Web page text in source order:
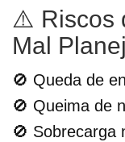
⚠️ Riscos
Mal
🚫 Queda de
🚫 Queima de
🚫 Sobrecarga